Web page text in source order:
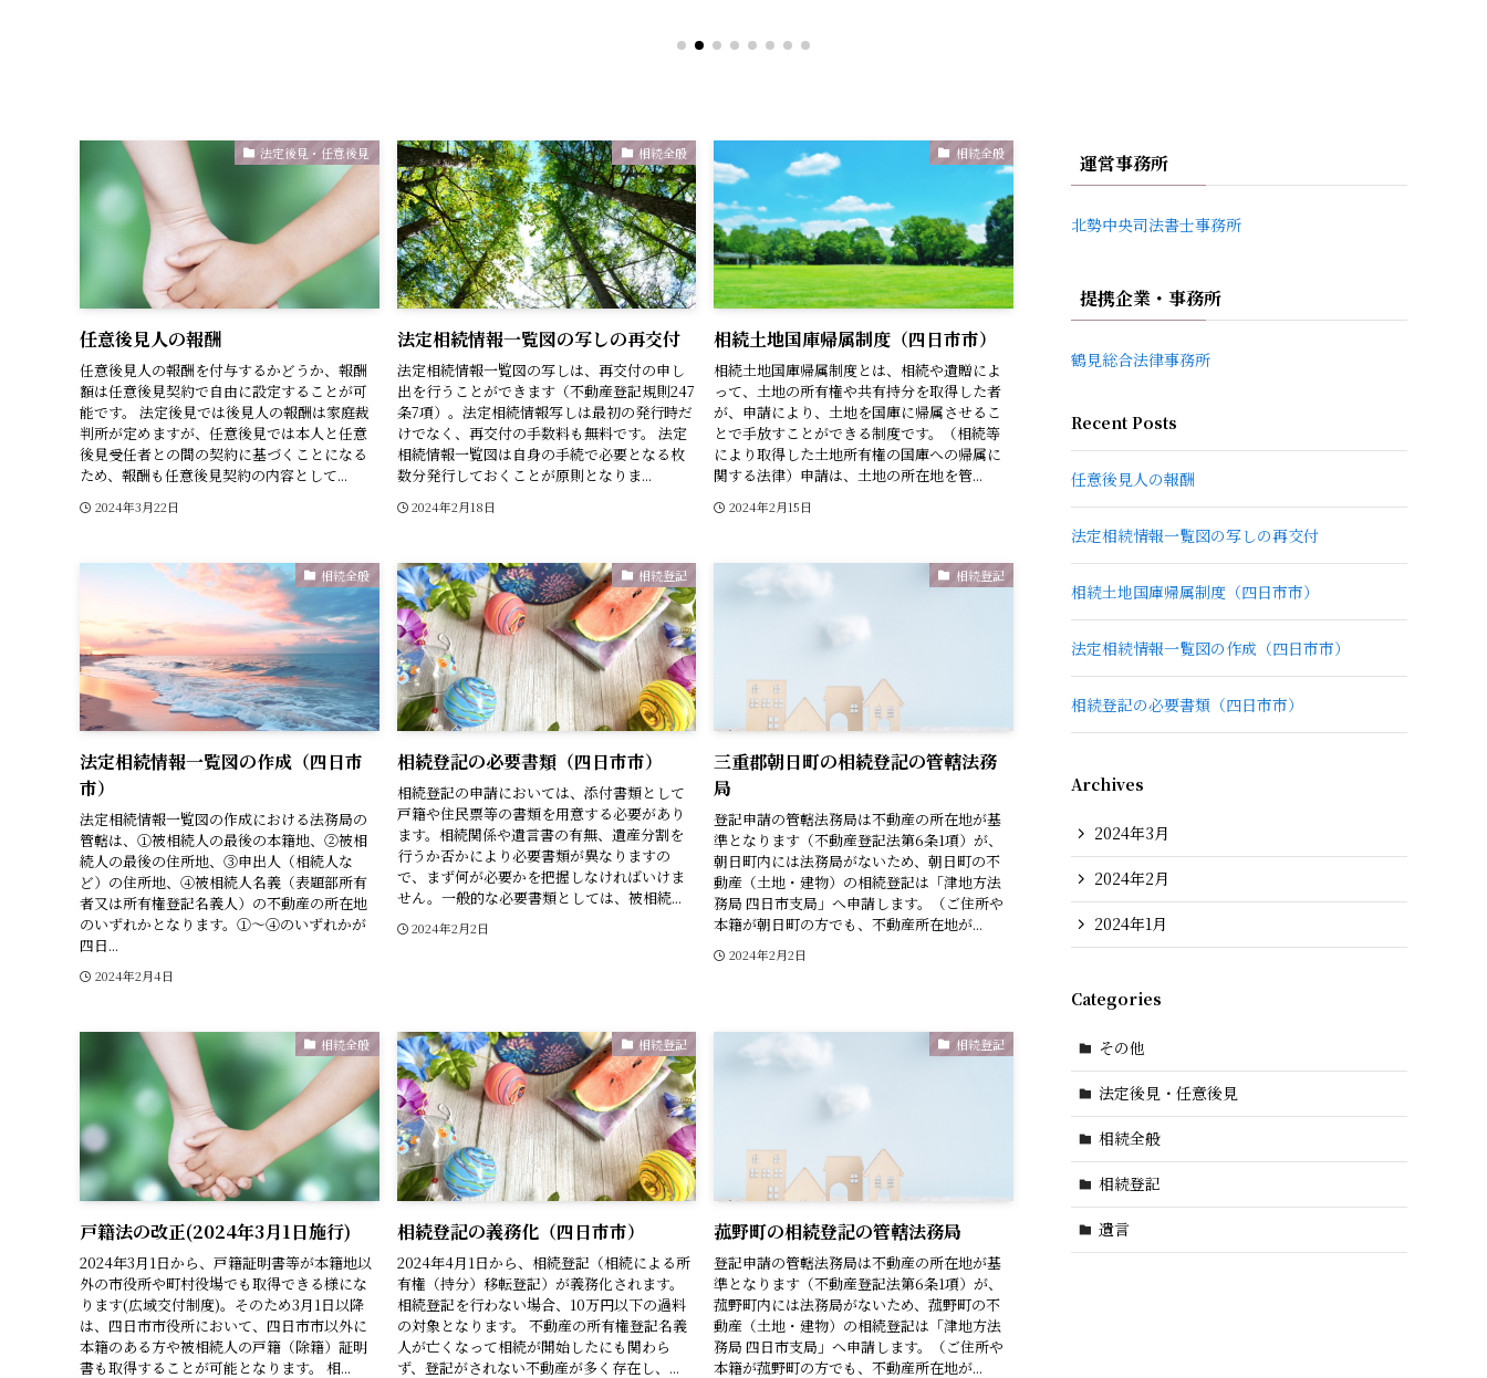
法定後見・任意後見
任意後見人の報酬
任意後見人の報酬を付与するかどうか、報酬
額は任意後見契約で自由に設定することが可
能です。 法定後見では後見人の報酬は家庭裁
判所が定めますが、任意後見では本人と任意
後見受任者との間の契約に基づくことになる
ため、報酬も任意後見契約の内容として...
2024年3月22日
相続全般
法定相続情報一覧図の写しの再交付
法定相続情報一覧図の写しは、再交付の申し
出を行うことができます（不動産登記規則247
条7項）。法定相続情報写しは最初の発行時だ
けでなく、再交付の手数料も無料です。 法定
相続情報一覧図は自身の手続で必要となる枚
数分発行しておくことが原則となりま...
2024年2月18日
相続全般
相続土地国庫帰属制度（四日市市）
相続土地国庫帰属制度とは、相続や遺贈によ
って、土地の所有権や共有持分を取得した者
が、申請により、土地を国庫に帰属させるこ
とで手放すことができる制度です。（相続等
により取得した土地所有権の国庫への帰属に
関する法律）申請は、土地の所在地を管...
2024年2月15日
相続全般
法定相続情報一覧図の作成（四日市
市）
法定相続情報一覧図の作成における法務局の
管轄は、①被相続人の最後の本籍地、②被相
続人の最後の住所地、③申出人（相続人な
ど）の住所地、④被相続人名義（表題部所有
者又は所有権登記名義人）の不動産の所在地
のいずれかとなります。①〜④のいずれかが
四日...
2024年2月4日
相続登記
相続登記の必要書類（四日市市）
相続登記の申請においては、添付書類として
戸籍や住民票等の書類を用意する必要があり
ます。相続関係や遺言書の有無、遺産分割を
行うか否かにより必要書類が異なりますの
で、まず何が必要かを把握しなければいけま
せん。一般的な必要書類としては、被相続...
2024年2月2日
相続登記
三重郡朝日町の相続登記の管轄法務
局
登記申請の管轄法務局は不動産の所在地が基
準となります（不動産登記法第6条1項）が、
朝日町内には法務局がないため、朝日町の不
動産（土地・建物）の相続登記は「津地方法
務局 四日市支局」へ申請します。（ご住所や
本籍が朝日町の方でも、不動産所在地が...
2024年2月2日
相続全般
戸籍法の改正(2024年3月1日施行)
2024年3月1日から、戸籍証明書等が本籍地以
外の市役所や町村役場でも取得できる様にな
ります(広域交付制度)。そのため3月1日以降
は、四日市市役所において、四日市市以外に
本籍のある方や被相続人の戸籍（除籍）証明
書も取得することが可能となります。 相...
相続登記
相続登記の義務化（四日市市）
2024年4月1日から、相続登記（相続による所
有権（持分）移転登記）が義務化されます。
相続登記を行わない場合、10万円以下の過料
の対象となります。 不動産の所有権登記名義
人が亡くなって相続が開始したにも関わら
ず、登記がされない不動産が多く存在し、...
相続登記
菰野町の相続登記の管轄法務局
登記申請の管轄法務局は不動産の所在地が基
準となります（不動産登記法第6条1項）が、
菰野町内には法務局がないため、菰野町の不
動産（土地・建物）の相続登記は「津地方法
務局 四日市支局」へ申請します。（ご住所や
本籍が菰野町の方でも、不動産所在地が...
運営事務所
北勢中央司法書士事務所
提携企業・事務所
鶴見総合法律事務所
Recent Posts
任意後見人の報酬
法定相続情報一覧図の写しの再交付
相続土地国庫帰属制度（四日市市）
法定相続情報一覧図の作成（四日市市）
相続登記の必要書類（四日市市）
Archives
2024年3月
2024年2月
2024年1月
Categories
その他
法定後見・任意後見
相続全般
相続登記
遺言